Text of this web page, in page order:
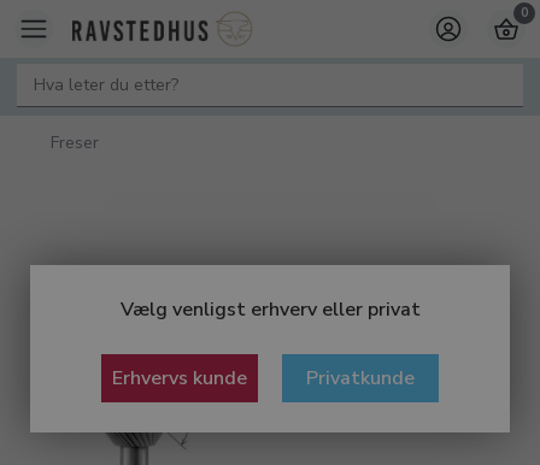
Vælg venligst erhverv eller privat
Erhvervs kunde Privatkunde
0
Freser